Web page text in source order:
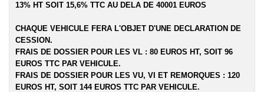
13% HT SOIT 15,6% TTC AU DELA DE 40001 EUROS
CHAQUE VEHICULE FERA L'OBJET D'UNE DECLARATION DE
CESSION.
FRAIS DE DOSSIER POUR LES VL : 80 EUROS HT, SOIT 96
EUROS TTC PAR VEHICULE.
FRAIS DE DOSSIER POUR LES VU, VI ET REMORQUES : 120
EUROS HT, SOIT 144 EUROS TTC PAR VEHICULE.